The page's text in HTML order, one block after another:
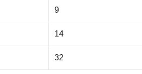
9
14
32